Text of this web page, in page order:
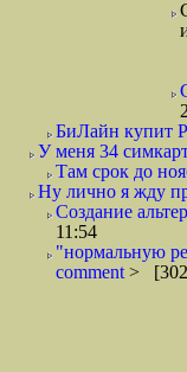
БиЛайн купит
У меня 34
Там срок до
Ну лично я жду
Создание
11:54
"нормальную
comment >